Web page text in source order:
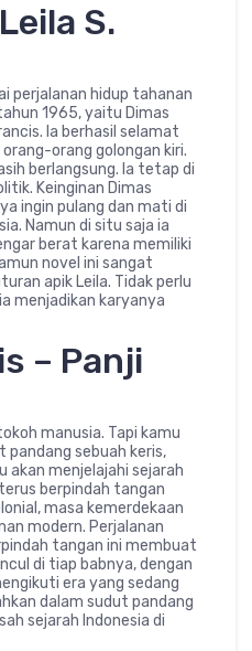
S.
perjalanan hidup tahanan
1965, yaitu Dimas
Ia berhasil selamat
orang golongan kiri.
berlangsung. Ia tetap di
Keinginan Dimas
ingin pulang dan mati di
Namun di situ saja ia
berat karena memiliki
novel ini sangat
apik Leila. Tidak perlu
menjadikan karyanya
– Panji
manusia. Tapi kamu
sebuah keris,
akan menjelajahi sejarah
berpindah tangan
masa kemerdekaan
modern. Perjalanan
tangan ini membuat
di tiap babnya, dengan
era yang sedang
dalam sudut pandang
sejarah Indonesia di